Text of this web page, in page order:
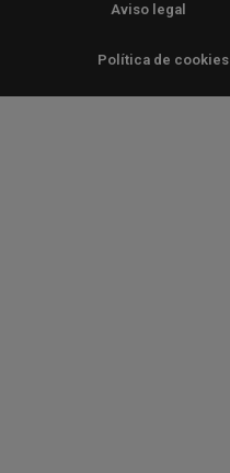
Aviso legal
Política de cookies